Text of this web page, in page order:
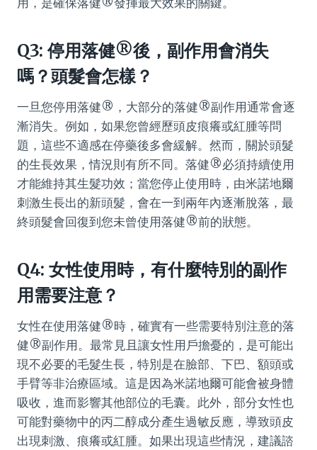
用，是確保落健®發揮最大效果的關鍵。
Q3: 停用落健®後，副作用會消失
嗎？頭髮會怎樣？
一旦您停用落健®，大部分的落健®副作用通常會逐
漸消失。例如，如果您曾經歷頭皮痕癢或紅腫等問
題，這些不適感在停藥後多會緩解。然而，關於頭髮
的生長效果，情況則有所不同。落健®必須持續使用
才能維持其生髮功效；當您停止使用時，由米諾地爾
刺激生長出的新頭髮，會在一到兩年內逐漸脫落，最
終頭髮會回復到您未曾使用落健®前的狀態。
Q4: 女性使用時，有什麼特別的副作
用需要注意？
女性在使用落健®時，確實有一些需要特別注意的落
健®副作用。最常見且讓女性用戶擔憂的，是可能出
現不必要的毛髮生長，特別是在臉部、下巴、額頭或
手臂等非治療區域。這是因為米諾地爾可能會被身體
吸收，進而影響其他部位的毛囊。此外，部分女性也
可能對藥物中的丙二醇成分產生過敏反應，導致頭皮
出現刺激、痕癢或紅腫。如果出現這些情況，建議諮